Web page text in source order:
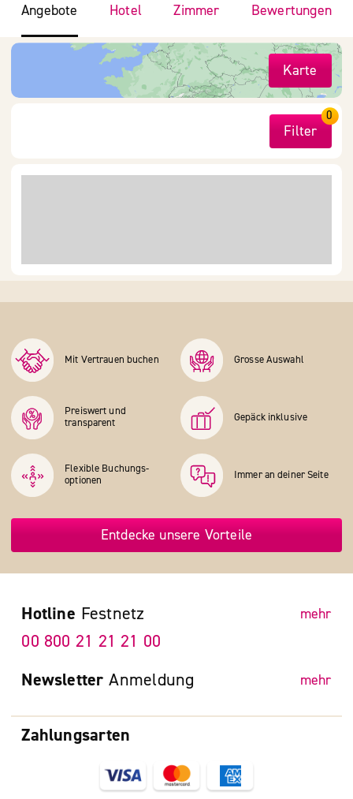
Angebote Hotel Zimmer Bewertungen
Karte
Filter
0
Mit Vertrauen buchen Grosse Auswahl
Preiswert und
transparent
Gepäck inklusive
Flexible Buchungs­
optionen
Immer an deiner Seite
Entdecke unsere Vorteile
Zahlungsarten
Hotline Festnetz mehr
00 800 21 21 21 00
Newsletter Anmeldung mehr